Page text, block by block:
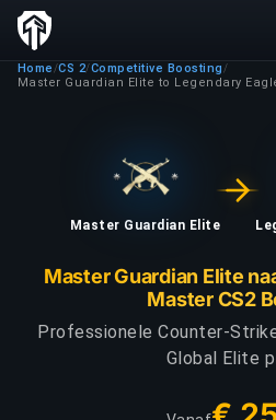
Home /CS 2/Competitive Boosting /
Master Guardian Elite to Legendary
Master Guardian Elite
Master Guardian Elite
Master CS2
Professionele Counter-
Global Elite